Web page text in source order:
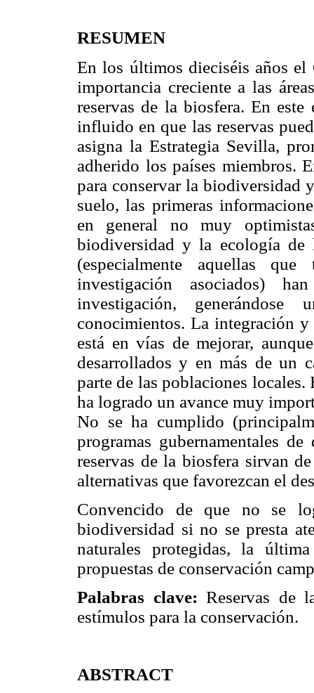
RESUMEN
En los últimos dieciséis años
importancia creciente a las
reservas de la biosfera. En
influido en que las reservas
asigna la Estrategia Sevilla,
adherido los países miembros.
para conservar la biodiversidad
suelo, las primeras
en general no muy
biodiversidad y la ecología de
(especialmente aquellas
investigación asociados)
investigación,
conocimientos. La integración
está en vías de mejorar,
desarrollados y en más de un
parte de las poblaciones
ha logrado un avance muy
No se ha cumplido
programas gubernamentales
reservas de la biosfera sirvan
alternativas que favorezcan el
Convencido de que no se
biodiversidad si no se presta
naturales protegidas, la
propuestas de conservación
Palabras clave: Reservas de
estímulos para la conservación.
ABSTRACT